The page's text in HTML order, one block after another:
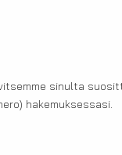
sinulta
hakemuksessasi.